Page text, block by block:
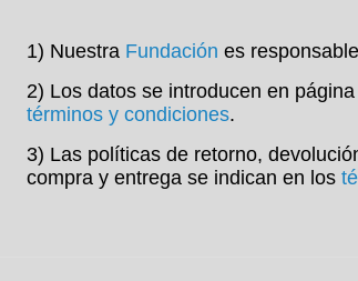
1) Nuestra Fundación es
2) Los datos se introducen en
términos y condiciones.
3) Las políticas de retorno,
compra y entrega se indican en los